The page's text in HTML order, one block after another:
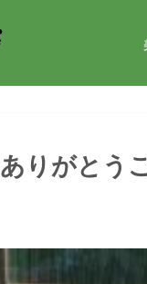
りがとう